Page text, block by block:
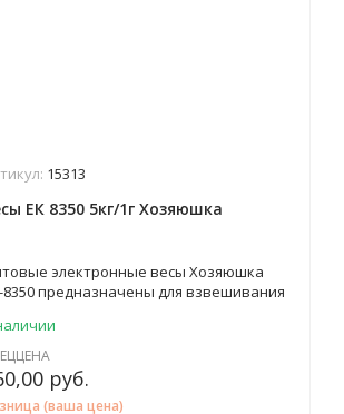
15313
ЕК 8350 5кг/1г Хозяюшка
электронные весы Хозяюшка
8350 предназначены для взвешивания
сыпучих веществ, предметов
весом до 5 кг. Точность
достигает 1 г. Весы
ЕК-8350 изготовлены из
руб.
(ваша цена)